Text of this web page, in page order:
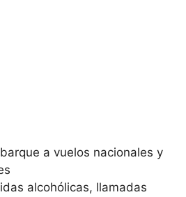
a vuelos nacionales y
alcohólicas, llamadas